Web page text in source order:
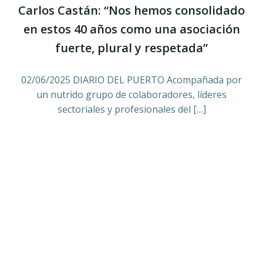
Carlos Castán: “Nos hemos consolidado
en estos 40 años como una asociación
fuerte, plural y respetada”
02/06/2025 DIARIO DEL PUERTO Acompañada por
un nutrido grupo de colaboradores, líderes
sectoriales y profesionales del […]